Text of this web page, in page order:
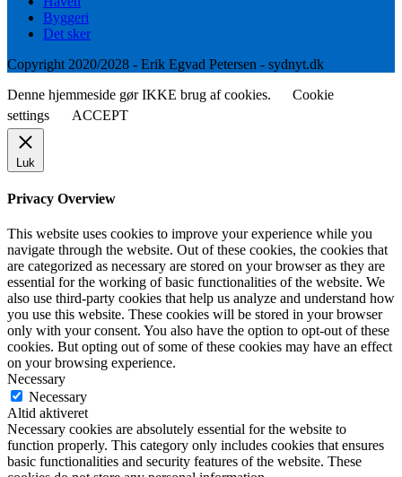
Byggeri
Det sker
Copyright 2020/2028 - Erik Egvad Petersen - sydnyt.dk
Denne hjemmeside gør IKKE brug af cookies.
Cookie
settings
ACCEPT
Luk
Privacy Overview
This website uses cookies to improve your experience while you
navigate through the website. Out of these cookies, the cookies that
are categorized as necessary are stored on your browser as they are
essential for the working of basic functionalities of the website. We
also use third-party cookies that help us analyze and understand how
you use this website. These cookies will be stored in your browser
only with your consent. You also have the option to opt-out of these
cookies. But opting out of some of these cookies may have an effect
on your browsing experience.
Necessary
Necessary
Altid aktiveret
Necessary cookies are absolutely essential for the website to
function properly. This category only includes cookies that ensures
basic functionalities and security features of the website. These